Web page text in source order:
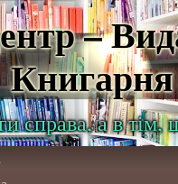
–
Книгарня
справа, а в